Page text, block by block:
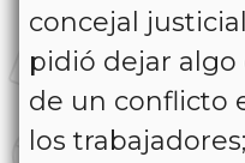
concejal
pidió dejar algo
de un conflicto
los